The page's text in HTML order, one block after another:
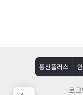
통신플러스
로그